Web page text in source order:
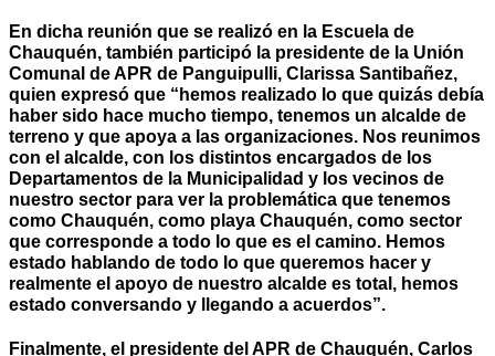
En dicha reunión que se realizó en la Escuela de
Chauquén, también participó la presidente de la Unión
Comunal de APR de Panguipulli, Clarissa Santibañez,
quien expresó que “hemos realizado lo que quizás debía
haber sido hace mucho tiempo, tenemos un alcalde de
terreno y que apoya a las organizaciones. Nos reunimos
con el alcalde, con los distintos encargados de los
Departamentos de la Municipalidad y los vecinos de
nuestro sector para ver la problemática que tenemos
como Chauquén, como playa Chauquén, como sector
que corresponde a todo lo que es el camino. Hemos
estado hablando de todo lo que queremos hacer y
realmente el apoyo de nuestro alcalde es total, hemos
estado conversando y llegando a acuerdos”.
Finalmente, el presidente del APR de Chauquén, Carlos